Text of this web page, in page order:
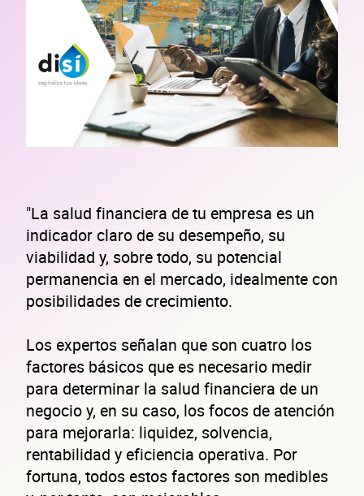
"La salud financiera de tu empresa es un
indicador claro de su desempeño, su
viabilidad y, sobre todo, su potencial
permanencia en el mercado, idealmente con
posibilidades de crecimiento.
Los expertos señalan que son cuatro los
factores básicos que es necesario medir
para determinar la salud financiera de un
negocio y, en su caso, los focos de atención
para mejorarla: liquidez, solvencia,
rentabilidad y eficiencia operativa. Por
fortuna, todos estos factores son medibles